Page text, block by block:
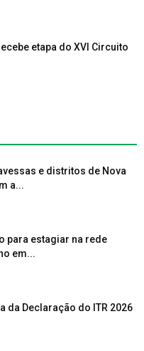
etapa do XVI Circuito
e distritos de Nova
a...
para estagiar na rede
em...
da Declaração do ITR 2026